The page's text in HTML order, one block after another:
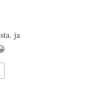
ja